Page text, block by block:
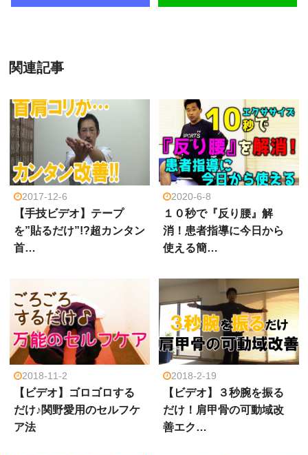
関連記事
2017-12-6
【手技ビデオ】テープ
を”貼るだけ”!?超カンタン
首…
2020-6-8
１０秒で『反り腰』解
消！患者指導に今日から
使える簡…
2018-11-2
【ビデオ】ゴロゴロする
だけ♪関野愛用のセルフケ
ア法
2018-2-19
【ビデオ】３秒腕を振る
だけ！肩甲骨の可動域改
善エク…